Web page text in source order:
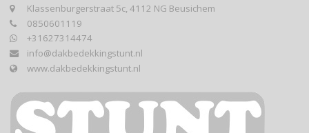
Klassenburgerstraat 5c, 4112 NG Beusichem
0850601119
+31627314474
info@dakbedekkingstunt.nl
www.dakbedekkingstunt.nl